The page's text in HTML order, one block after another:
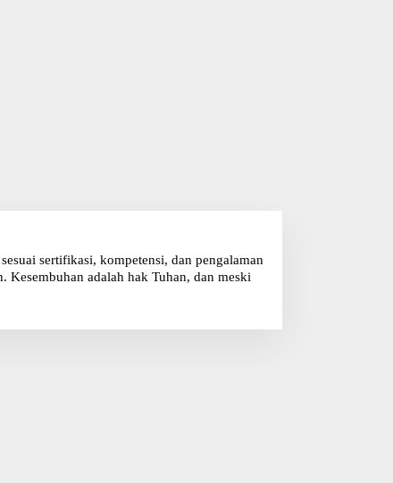
sertifikasi, kompetensi, dan pengalaman
adalah hak Tuhan, dan meski